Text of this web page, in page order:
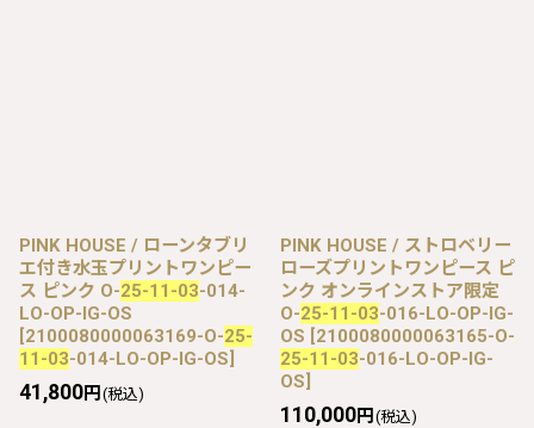
PINK HOUSE / ローンタブリ
エ付き水玉プリントワンピー
ス ピンク O-25-11-03-014-
LO-OP-IG-OS
[2100080000063169-O-25-
11-03-014-LO-OP-IG-OS]
41,800円 (税込)
PINK HOUSE / ストロベリー
ローズプリントワンピース ピ
ンク オンラインストア限定
O-25-11-03-016-LO-OP-IG-
OS [2100080000063165-O-
25-11-03-016-LO-OP-IG-
OS]
110,000円 (税込)